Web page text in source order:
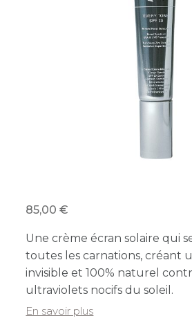
85,00
Une crème écran solaire qui
toutes les carnations, créant
invisible et 100% naturel
ultraviolets nocifs du soleil.
En savoir plus